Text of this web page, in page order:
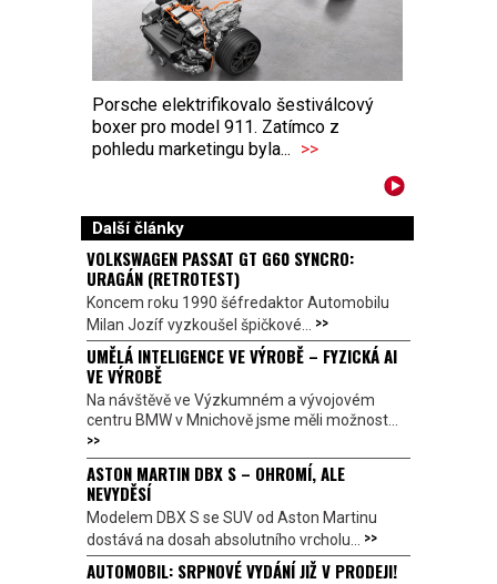
Porsche elektrifikovalo šestiválcový
boxer pro model 911. Zatímco z
pohledu marketingu byla... >>
Další články
VOLKSWAGEN PASSAT GT G60 SYNCRO:
URAGÁN (RETROTEST)
Koncem roku 1990 šéfredaktor Automobilu
Milan Jozíf vyzkoušel špičkové... >>
UMĚLÁ INTELIGENCE VE VÝROBĚ – FYZICKÁ AI
VE VÝROBĚ
Na návštěvě ve Výzkumném a vývojovém
centru BMW v Mnichově jsme měli možnost...
>>
ASTON MARTIN DBX S – OHROMÍ, ALE
NEVYDĚSÍ
Modelem DBX S se SUV od Aston Martinu
dostává na dosah absolutního vrcholu... >>
AUTOMOBIL: SRPNOVÉ VYDÁNÍ JIŽ V PRODEJI!